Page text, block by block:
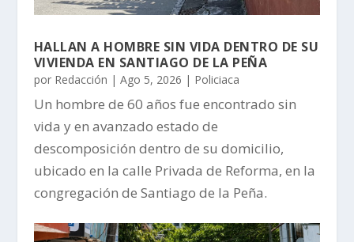
HALLAN A HOMBRE SIN VIDA DENTRO DE SU
VIVIENDA EN SANTIAGO DE LA PEÑA
por Redacción | Ago 5, 2026 | Policiaca
Un hombre de 60 años fue encontrado sin
vida y en avanzado estado de
descomposición dentro de su domicilio,
ubicado en la calle Privada de Reforma, en la
congregación de Santiago de la Peña.